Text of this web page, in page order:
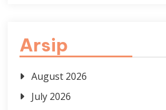
Arsip
August 2026
July 2026